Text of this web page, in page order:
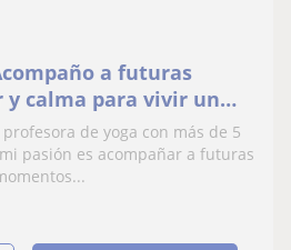
a futuras
y calma para vivir un
de yoga con más de 5
pasión es acompañar a futuras